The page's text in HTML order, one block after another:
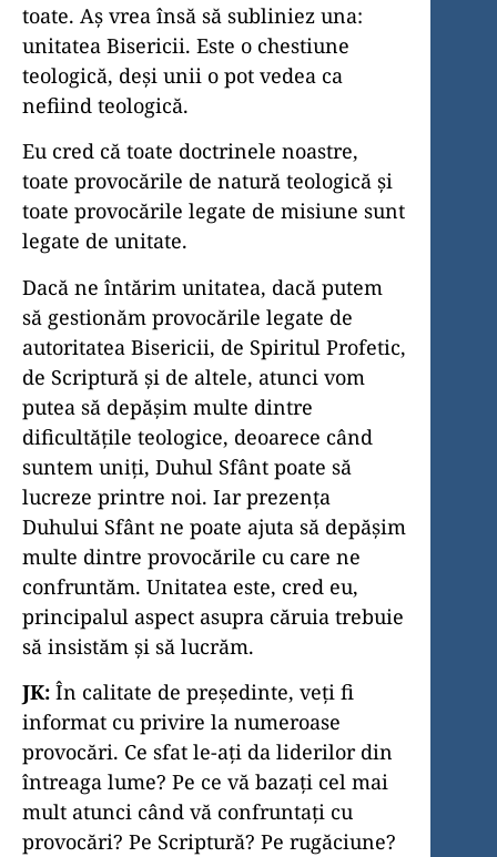
toate. Aș vrea însă să subliniez una:
unitatea Bisericii. Este o chestiune
teologică, deși unii o pot vedea ca
nefiind teologică.
Eu cred că toate doctrinele noastre,
toate provocările de natură teologică și
toate provocările legate de misiune sunt
legate de unitate.
Dacă ne întărim unitatea, dacă putem
să gestionăm provocările legate de
autoritatea Bisericii, de Spiritul Profetic,
de Scriptură și de altele, atunci vom
putea să depășim multe dintre
dificultățile teologice, deoarece când
suntem uniți, Duhul Sfânt poate să
lucreze printre noi. Iar prezența
Duhului Sfânt ne poate ajuta să depășim
multe dintre provocările cu care ne
confruntăm. Unitatea este, cred eu,
principalul aspect asupra căruia trebuie
să insistăm și să lucrăm.
JK: În calitate de președinte, veți fi
informat cu privire la numeroase
provocări. Ce sfat le-ați da liderilor din
întreaga lume? Pe ce vă bazați cel mai
mult atunci când vă confruntați cu
provocări? Pe Scriptură? Pe rugăciune?